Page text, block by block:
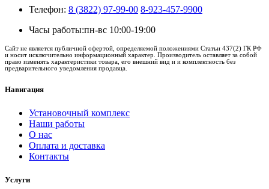
Телефон: 8 (3822) 97-99-00 8-923-457-9900
Часы работы:пн-вс 10:00-19:00
Сайт не является публичной офертой, определяемой положениями Статьи 437(2) ГК РФ
и носит исключительно информационный характер. Производитель оставляет за собой
право изменять характеристики товара, его внешний вид и и комплектность без
предварительного уведомления продавца.
Навигация
Установочный комплекс
Наши работы
О нас
Оплата и доставка
Контакты
Услуги